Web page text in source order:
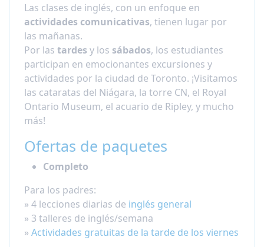
Las clases de inglés, con un enfoque en
actividades comunicativas, tienen lugar por
las mañanas.
Por las tardes y los sábados, los estudiantes
participan en emocionantes excursiones y
actividades por la ciudad de Toronto. ¡Visitamos
las cataratas del Niágara, la torre CN, el Royal
Ontario Museum, el acuario de Ripley, y mucho
más!
Ofertas de paquetes
Completo
Para los padres:
» 4 lecciones diarias de inglés general
» 3 talleres de inglés/semana
» Actividades gratuitas de la tarde de los viernes